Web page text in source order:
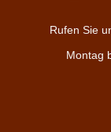
Rufen Sie
Montag